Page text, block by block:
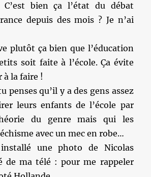
bien ça l’état du débat
depuis des mois ? Je n’ai
plutôt ça bien que l’éducation
soit faite à l’école. Ça évite
à la faire !
penses qu’il y a des gens assez
leurs enfants de l’école par
du genre mais qui les
avec un mec en robe…
une photo de Nicolas
de ma télé : pour me rappeler